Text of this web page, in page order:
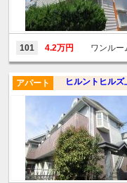
101 4.2万円 ワンルー
ヒルントヒル
アパート